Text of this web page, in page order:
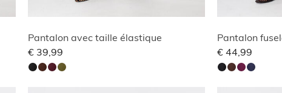
Pantalon avec taille élastique
€ 39,99
Pantalon
€ 44,99